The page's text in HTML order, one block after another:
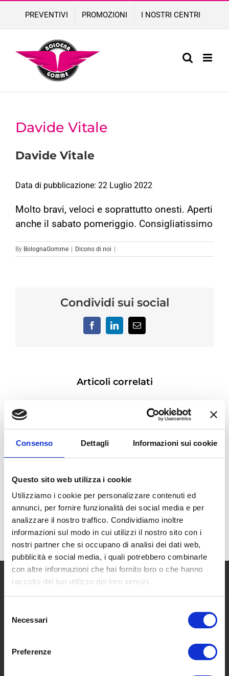
Consenso Dettagli Informazioni sui cookie
Questo sito web utilizza i cookie
Utilizziamo i cookie per personalizzare contenuti ed
annunci, per fornire funzionalità dei social media e per
analizzare il nostro traffico. Condividiamo inoltre
informazioni sul modo in cui utilizzi il nostro sito con i
nostri partner che si occupano di analisi dei dati web,
pubblicità e social media, i quali potrebbero combinarle
con altre informazioni che hai fornito loro o che hanno
raccolto dal tuo utilizzo dei loro servizi.
delNecessari
Preferenze
content
PREVENTIVI PROMOZIONI I NOSTRI CENTRI
Davide Vitale
Davide Vitale
Data di pubblicazione: 22 Luglio 2022
Molto bravi, veloci e soprattutto onesti. Aperti
anche il sabato pomeriggio. Consigliatissimo
By BolognaGomme | Dicono di noi |
Condividi sui social
FacebookLinkedInEmail
Articoli correlati
Enrico
Bagli
andrea
angelini